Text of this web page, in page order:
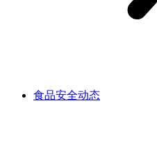
食品安全动态